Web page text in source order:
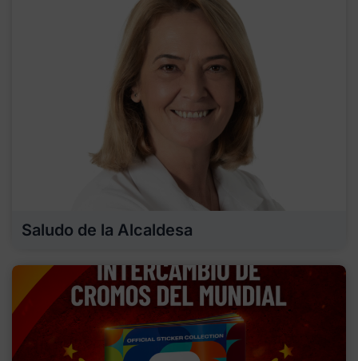
Saludo de la Alcaldesa